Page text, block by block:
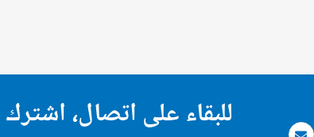
للبقاء على اتصال،